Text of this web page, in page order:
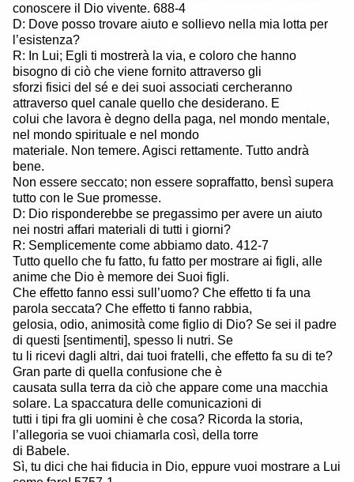
conoscere il Dio vivente. 688-4
D: Dove posso trovare aiuto e sollievo nella mia lotta per
l’esistenza?
R: In Lui; Egli ti mostrerà la via, e coloro che hanno
bisogno di ciò che viene fornito attraverso gli
sforzi fisici del sé e dei suoi associati cercheranno
attraverso quel canale quello che desiderano. E
colui che lavora è degno della paga, nel mondo mentale,
nel mondo spirituale e nel mondo
materiale. Non temere. Agisci rettamente. Tutto andrà
bene.
Non essere seccato; non essere sopraffatto, bensì supera
tutto con le Sue promesse.
D: Dio risponderebbe se pregassimo per avere un aiuto
nei nostri affari materiali di tutti i giorni?
R: Semplicemente come abbiamo dato. 412-7
Tutto quello che fu fatto, fu fatto per mostrare ai figli, alle
anime che Dio è memore dei Suoi figli.
Che effetto fanno essi sull’uomo? Che effetto ti fa una
parola seccata? Che effetto ti fanno rabbia,
gelosia, odio, animosità come figlio di Dio? Se sei il padre
di questi [sentimenti], spesso li nutri. Se
tu li ricevi dagli altri, dai tuoi fratelli, che effetto fa su di te?
Gran parte di quella confusione che è
causata sulla terra da ciò che appare come una macchia
solare. La spaccatura delle comunicazioni di
tutti i tipi fra gli uomini è che cosa? Ricorda la storia,
l’allegoria se vuoi chiamarla così, della torre
di Babele.
Sì, tu dici che hai fiducia in Dio, eppure vuoi mostrare a Lui